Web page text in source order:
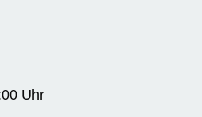
Uhr